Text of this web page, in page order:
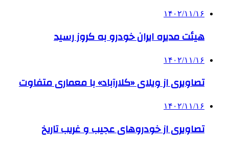
۱۴۰۲/۱۱/۱۶
هیئت مدیره ایران خودرو به کروز رسید
۱۴۰۲/۱۱/۱۶
تصاویری از ویلای «کلارآباد» با معماری متفاوت
۱۴۰۲/۱۱/۱۶
تصاویری از خودروهای عجیب و غریب تاریخ